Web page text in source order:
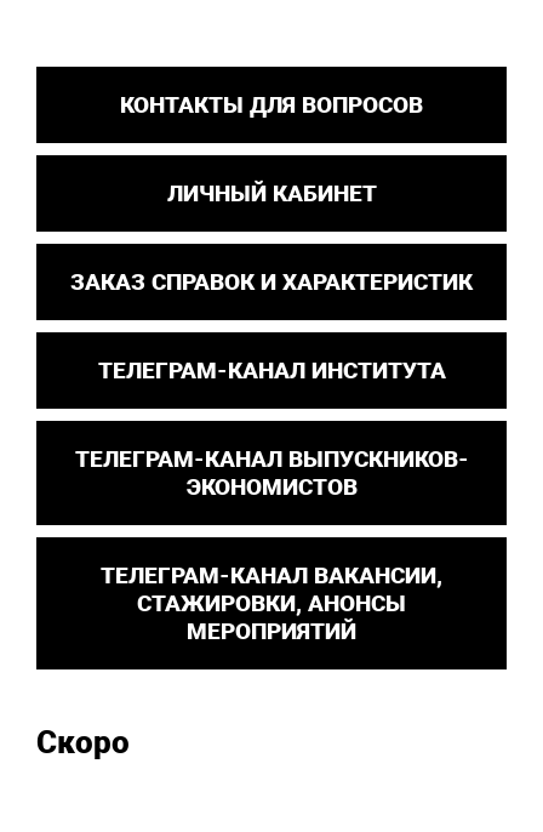
КОНТАКТЫ ДЛЯ ВОПРОСОВ
ЛИЧНЫЙ КАБИНЕТ
ЗАКАЗ СПРАВОК И ХАРАКТЕРИСТИК
ТЕЛЕГРАМ-КАНАЛ ИНСТИТУТА
ТЕЛЕГРАМ-КАНАЛ ВЫПУСКНИКОВ-
ЭКОНОМИСТОВ
ТЕЛЕГРАМ-КАНАЛ ВАКАНСИИ,
СТАЖИРОВКИ, АНОНСЫ
МЕРОПРИЯТИЙ
Скоро